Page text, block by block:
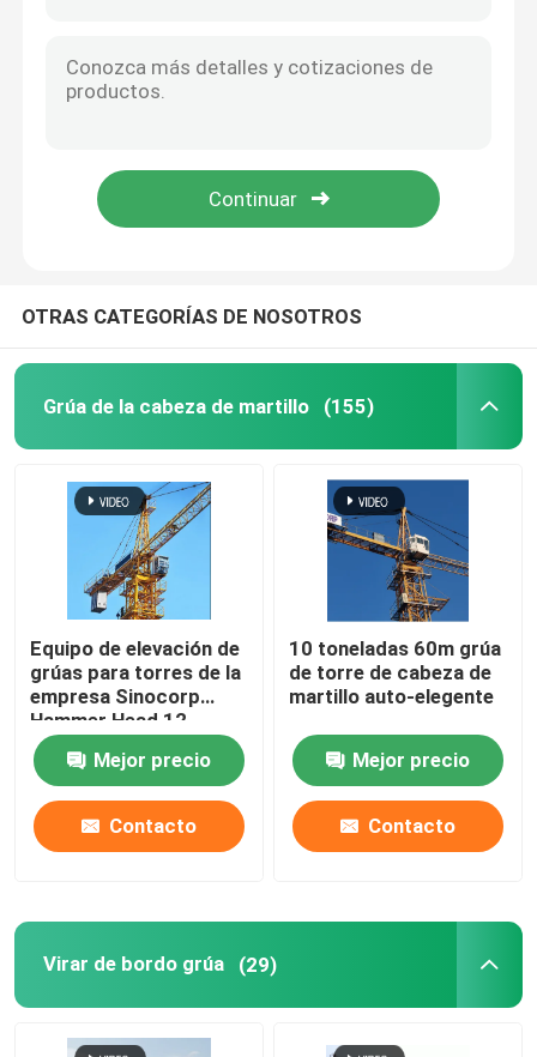
OTRAS CATEGORÍAS DE NOSOTROS
Grúa de la cabeza de martillo (155)
Equipo de elevación de
grúas para torres de la
empresa Sinocorp
Hammer Head 12
toneladas 16 toneladas
Mejor precio
Contacto
10 toneladas 60m grúa
de torre de cabeza de
martillo auto-elegente
Mejor precio
Contacto
Virar de bordo grúa (29)